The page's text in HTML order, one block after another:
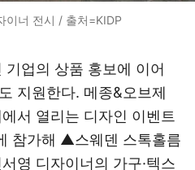
이너 전시 / 출처=KIDP
업의 상품 홍보에 이어
지원한다. 메종&오브제
서 열리는 디자인 이벤트
참가해 ▲스웨덴 스톡홀름
영 디자이너의 가구·텍스